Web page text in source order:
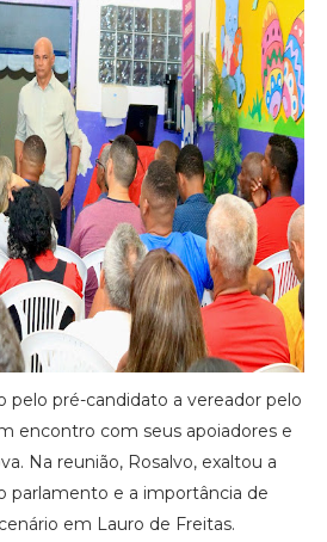
pelo pré-candidato a vereador pelo
encontro com seus apoiadores e
Na reunião, Rosalvo, exaltou a
parlamento e a importância de
em Lauro de Freitas.